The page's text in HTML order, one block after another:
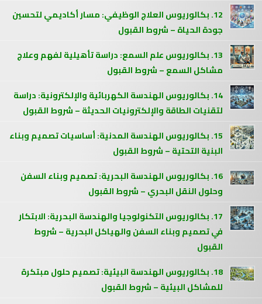
12. بكالوريوس العلاج الوظيفي: مسار أكاديمي لتحسين
جودة الحياة – شروط القبول
13. بكالوريوس علم السمع: دراسة تأهيلية لفهم وعلاج
مشاكل السمع – شروط القبول
14. بكالوريوس الهندسة الكهربائية والإلكترونية: دراسة
لتقنيات الطاقة والإلكترونيات الحديثة – شروط القبول
15. بكالوريوس الهندسة المدنية: أساسيات تصميم وبناء
البنية التحتية – شروط القبول
16. بكالوريوس الهندسة البحرية: تصميم وبناء السفن
وحلول النقل البحري – شروط القبول
17. بكالوريوس التكنولوجيا والهندسة البحرية: الابتكار
في تصميم وبناء السفن والهياكل البحرية – شروط
القبول
18. بكالوريوس الهندسة البيئية: تصميم حلول مبتكرة
للمشاكل البيئية – شروط القبول